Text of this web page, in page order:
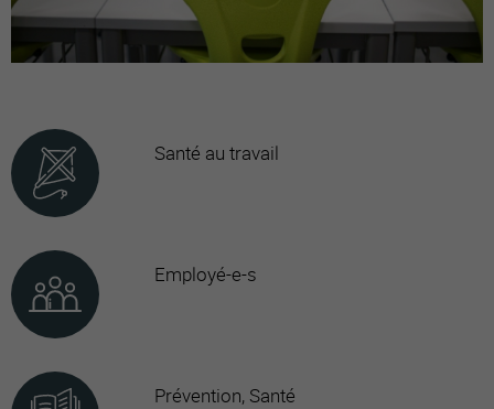
Santé au travail
Employé-e-s
Prévention, Santé